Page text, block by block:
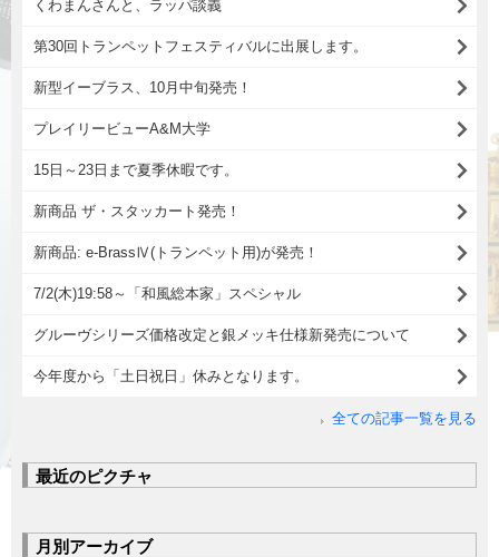
くわまんさんと、ラッパ談義
第30回トランペットフェスティバルに出展します。
新型イーブラス、10月中旬発売！
プレイリービューA&M大学
15日～23日まで夏季休暇です。
新商品 ザ・スタッカート発売！
新商品: e-BrassⅣ(トランペット用)が発売！
7/2(木)19:58～「和風総本家」スペシャル
グルーヴシリーズ価格改定と銀メッキ仕様新発売について
今年度から「土日祝日」休みとなります。
全ての記事一覧を見る
最近のピクチャ
月別アーカイブ